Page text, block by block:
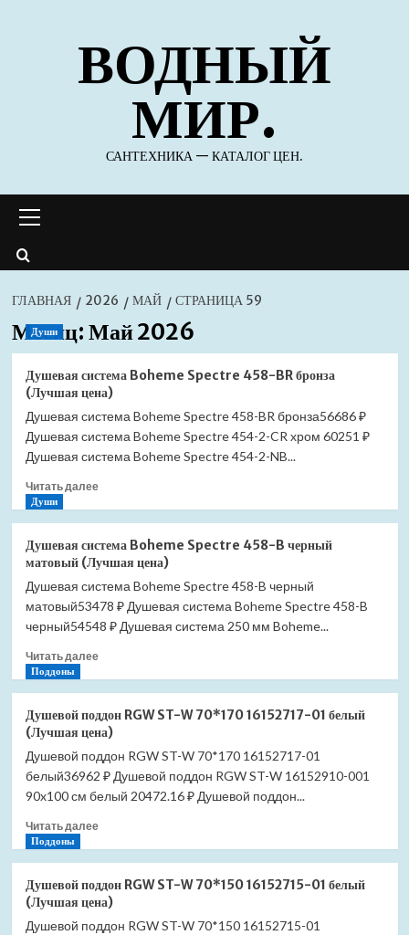
содержимомуВОДНЫЙ
МИР.
САНТЕХНИКА — КАТАЛОГ ЦЕН.
меню
ГЛАВНАЯ 2026 МАЙ СТРАНИЦА 59
Месяц:Май 2026
Души
Душевая система Boheme Spectre 458-BR бронза
(Лучшая цена)
Душевая система Boheme Spectre 458-BR бронза56686 ₽
Душевая система Boheme Spectre 454-2-CR хром 60251 ₽
Душевая система Boheme Spectre 454-2-NB...
Читать далееПрочитать
система
Boheme
Spectre
458-
BR
(Лучшая
Души
Душевая система Boheme Spectre 458-B черный
матовый (Лучшая цена)
Душевая система Boheme Spectre 458-B черный
матовый53478 ₽ Душевая система Boheme Spectre 458-B
черный54548 ₽ Душевая система 250 мм Boheme...
Читать далееПрочитать
система
Boheme
Spectre
458-
B
матовый
цена)
Поддоны
Душевой поддон RGW ST-W 70*170 16152717-01 белый
(Лучшая цена)
Душевой поддон RGW ST-W 70*170 16152717-01
белый36962 ₽ Душевой поддон RGW ST-W 16152910-001
90x100 см белый 20472.16 ₽ Душевой поддон...
Читать далееПрочитать
поддон
RGW
ST-
Поддоны
Душевой поддон RGW ST-W 70*150 16152715-01 белый
(Лучшая цена)
Душевой поддон RGW ST-W 70*150 16152715-01